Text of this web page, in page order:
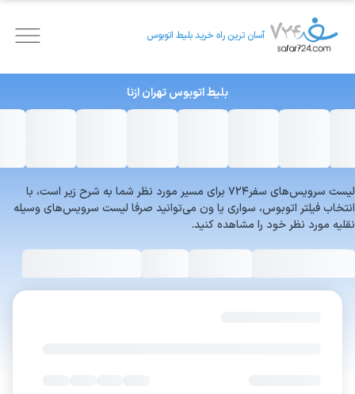
آسان ترین راه خرید بلیط اتوبوس
بلیط اتوبوستهرانازنا
لیست سرویس‌های سفر۷۲۴ برای مسیر مورد نظر شما به شرح زیر است، با
انتخاب فیلتر اتوبوس، سواری یا ون می‌توانید صرفا لیست سرویس‌های وسیله
نقلیه مورد نظر خود را مشاهده کنید.